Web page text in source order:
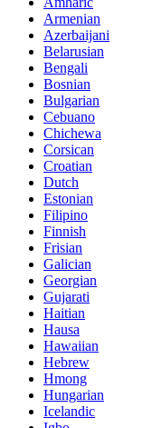
Armenian
Azerbaijani
Belarusian
Bengali
Bosnian
Bulgarian
Cebuano
Chichewa
Corsican
Croatian
Dutch
Estonian
Filipino
Finnish
Frisian
Galician
Georgian
Gujarati
Haitian
Hausa
Hawaiian
Hebrew
Hmong
Hungarian
Icelandic